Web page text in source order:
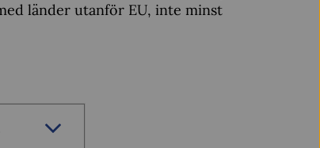
länder utanför EU, inte minst